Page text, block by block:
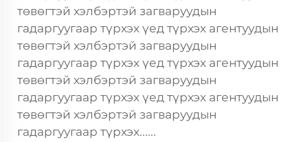
төвөгтэй хэлбэртэй загваруудын
гадаргуугаар түрхэх үед түрхэх агентуудын
төвөгтэй хэлбэртэй загваруудын
гадаргуугаар түрхэх үед түрхэх агентуудын
төвөгтэй хэлбэртэй загваруудын
гадаргуугаар түрхэх үед түрхэх агентуудын
төвөгтэй хэлбэртэй загваруудын
гадаргуугаар түрхэх......